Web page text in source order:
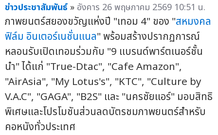
ข่าวประชาสัมพันธ์ » อังคาร 26 พฤษภาคม 2569 10:51 น.
ภาพยนตร์สยองขวัญแห่งปี "เทอม 4" ของ "สหมงคล
ฟิล์ม อินเตอร์เนชั่นแนล" พร้อมสร้างปรากฏการณ์
หลอนรับเปิดเทอมร่วมกับ "9 แบรนด์พาร์ตเนอร์ชั้น
นำ" ได้แก่ "True-Dtac", "Cafe Amazon",
"AirAsia", "My Lotus's", "KTC", "Culture by
V.A.C", "GAGA", "B2S" และ "นครชัยแอร์" มอบสิทธิ
พิเศษและโปรโมชันส่วนลดบัตรชมภาพยนตร์สำหรับ
คอหนังทั่วประเทศ